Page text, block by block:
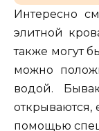
Интересно
элитной
также могут
можно
водой.
открываются,
помощью